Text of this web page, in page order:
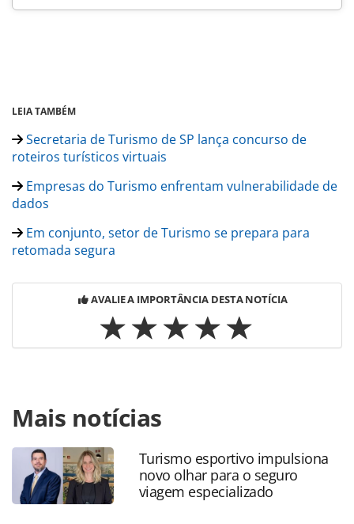
LEIA TAMBÉM
Secretaria de Turismo de SP lança concurso de
roteiros turísticos virtuais
Empresas do Turismo enfrentam vulnerabilidade de
dados
Em conjunto, setor de Turismo se prepara para
retomada segura
AVALIE A IMPORTÂNCIA DESTA NOTÍCIA
https://www.panrotas.com.br/mercado/economia-e-
politica/2020/09/movimento-supera-turismo-lanca-agenda-
de-lives-em-todo-o-brasil_176533.html ou as ferramentas
oferecidas na página. Todo o conteúdo produzido pela
PANROTAS Editora é protegido pela legislação brasileira
sobre direito autoral. Não reproduza o conteúdo sem
Mais notícias
Turismo esportivo impulsiona
novo olhar para o seguro
viagem especializado